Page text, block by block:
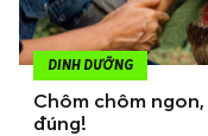
DINH DƯỠNG
Chôm chôm
đúng!